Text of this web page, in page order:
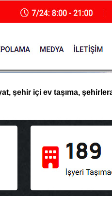
şehir içi ev taşıma,